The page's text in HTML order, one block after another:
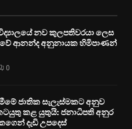
නව කුලපතිවරයා ලෙස
ආනන්ද අනුනායක හිමිපාණන්
0
ජාතික සැලැස්මකට අනුව
කළ යුතුයි: ජනාධිපති අනුර
දැඩි උපදෙස්